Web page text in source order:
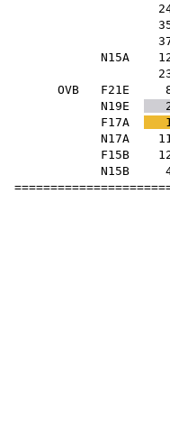
N15A
OVB F21E
N19E
F17A
N17A
F15B
N15B